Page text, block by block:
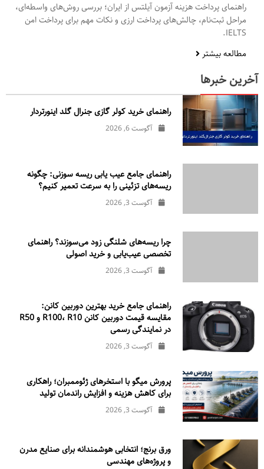
راهنمای پرداخت هزینه آزمون آیلتس از ایران؛ بررسی روش‌های واسطه‌ای،
مراحل ثبت‌نام، چالش‌های پرداخت ارزی و نکات مهم برای پرداخت امن
IELTS.
مطالعه بیشتر
آخرین خبرها
راهنمای خرید کولر گازی جنرال‌ گلد اینورتر‌دار
آگوست 6, 2026
راهنمای جامع عیب یابی ریسه سوزنی: چگونه
ریسه‌های تزئینی را به سرعت تعمیر کنیم؟
آگوست 3, 2026
چرا ریسه‌های شلنگی زود می‌سوزند؟ راهنمای
تخصصی عیب‌یابی و خرید اصولی
آگوست 3, 2026
راهنمای جامع خرید بهترین دوربین کانن:
مقایسه قیمت دوربین کانن R100، R10 و R50
در نمایندگی رسمی
آگوست 3, 2026
پرورش میگو با استخرهای ژئوممبران؛ راهکاری
برای کاهش هزینه و افزایش راندمان تولید
آگوست 3, 2026
ورق برنج؛ انتخابی هوشمندانه برای صنایع مدرن
و پروژه‌های مهندسی